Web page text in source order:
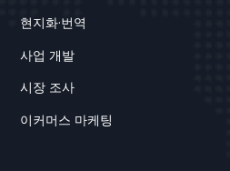
현지화·번역
사업 개발
시장 조사
이커머스 마케팅